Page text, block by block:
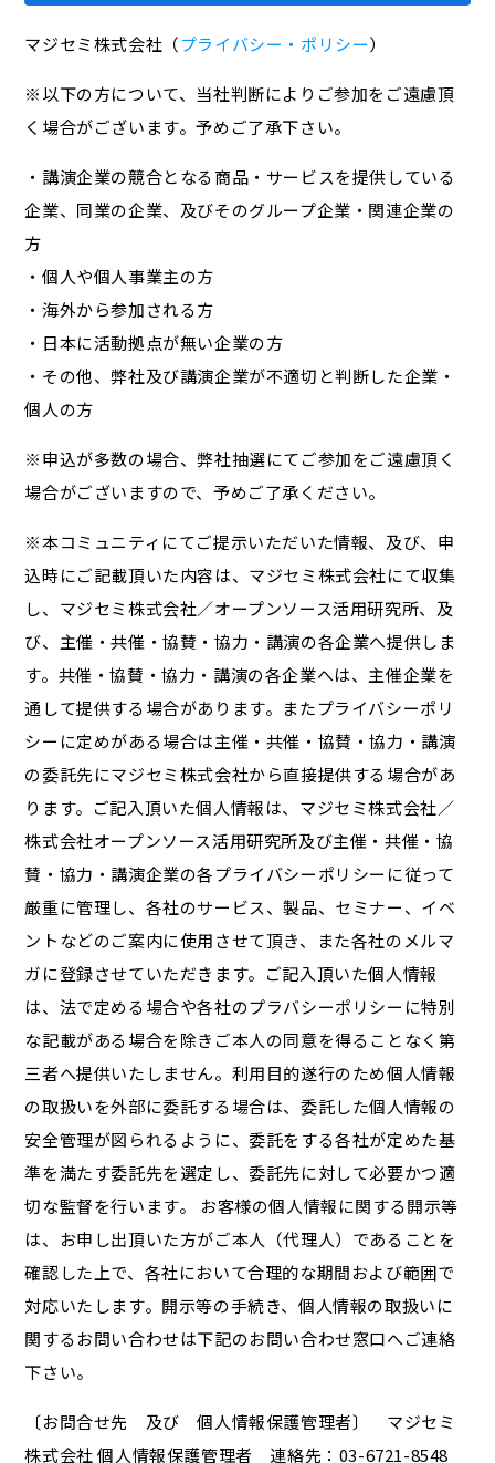
マジセミ株式会社（プライバシー・ポリシー）
※以下の方について、当社判断によりご参加をご遠慮頂
く場合がございます。予めご了承下さい。
・講演企業の競合となる商品・サービスを提供している
企業、同業の企業、及びそのグループ企業・関連企業の
方
・個人や個人事業主の方
・海外から参加される方
・日本に活動拠点が無い企業の方
・その他、弊社及び講演企業が不適切と判断した企業・
個人の方
※申込が多数の場合、弊社抽選にてご参加をご遠慮頂く
場合がございますので、予めご了承ください。
※本コミュニティにてご提示いただいた情報、及び、申
込時にご記載頂いた内容は、マジセミ株式会社にて収集
し、マジセミ株式会社／オープンソース活用研究所、及
び、主催・共催・協賛・協力・講演の各企業へ提供しま
す。共催・協賛・協力・講演の各企業へは、主催企業を
通して提供する場合があります。またプライバシーポリ
シーに定めがある場合は主催・共催・協賛・協力・講演
の委託先にマジセミ株式会社から直接提供する場合があ
ります。ご記入頂いた個人情報は、マジセミ株式会社／
株式会社オープンソース活用研究所及び主催・共催・協
賛・協力・講演企業の各プライバシーポリシーに従って
厳重に管理し、各社のサービス、製品、セミナー、イベ
ントなどのご案内に使用させて頂き、また各社のメルマ
ガに登録させていただきます。ご記入頂いた個人情報
は、法で定める場合や各社のプラバシーポリシーに特別
な記載がある場合を除きご本人の同意を得ることなく第
三者へ提供いたしません。利用目的遂行のため個人情報
の取扱いを外部に委託する場合は、委託した個人情報の
安全管理が図られるように、委託をする各社が定めた基
準を満たす委託先を選定し、委託先に対して必要かつ適
切な監督を行います。 お客様の個人情報に関する開示等
は、お申し出頂いた方がご本人（代理人）であることを
確認した上で、各社において合理的な期間および範囲で
対応いたします。開示等の手続き、個人情報の取扱いに
関するお問い合わせは下記のお問い合わせ窓口へご連絡
下さい。
〔お問合せ先 及び 個人情報保護管理者〕 マジセミ
株式会社 個人情報保護管理者 連絡先：03-6721-8548